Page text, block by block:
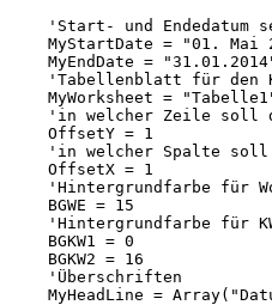
'Start- und Endedatum
MyStartDate = "01. Mai
MyEndDate =
'Tabellenblatt für den
MyWorksheet =
'in welcher Zeile soll
    OffsetY = 1
'in welcher Spalte
    OffsetX = 1
'Hintergrundfarbe für
    BGWE = 15
'Hintergrundfarbe für
    BGKW1 = 0
    BGKW2 = 16
    'Überschriften
MyHeadLine =